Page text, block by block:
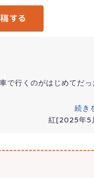
で行くのがはじめてだっ
続き
紅[2025年5